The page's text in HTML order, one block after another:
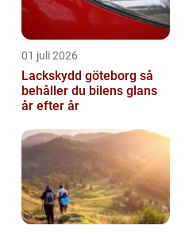
01 juli 2026
Lackskydd göteborg så
behåller du bilens glans
år efter år